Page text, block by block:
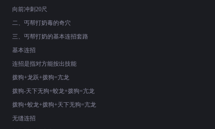
向前冲刺20尺
二、丐帮打奶毒的奇穴
三、丐帮打奶的基本连招套路
基本连招
连招是指对方能按出技能
拨狗+龙跃+拨狗=亢龙
拨狗-天下无狗+蛟龙+拨狗=亢龙
拨狗+蛟龙+拨狗+天下无狗=亢龙
无缝连招